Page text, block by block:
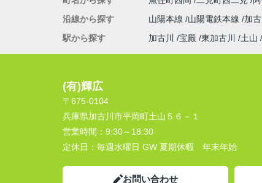
沿線から探す
山陽本線 山陽電鉄本線 加
駅から探す
加古川 宝殿 東加古川 土山
(有)輝広
〒675-0104
兵庫県加古川市平岡町土山５６－１
営業時間： 9:30～18:30
定休日： 毎週水曜日 GW 夏期休暇 年末年始
お問い合わせ